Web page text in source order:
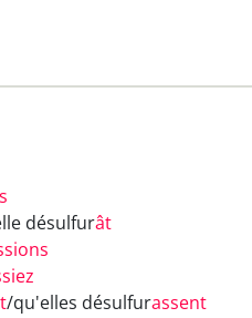
désulfurât
/qu'elles désulfurassent